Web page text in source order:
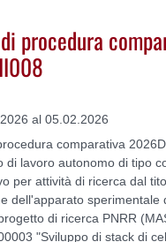
procedura
al 05.02.2026
comparativa
di lavoro autonomo di tipo
per attività di ricerca dal
dell'apparato sperimentale
di ricerca PNRR
"Sviluppo di stack di